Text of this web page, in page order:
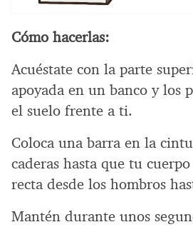
Cómo hacerlas:
Acuéstate con la parte
apoyada en un banco y los
el suelo frente a ti.
Coloca una barra en la
caderas hasta que tu
recta desde los hombros
Mantén durante unos